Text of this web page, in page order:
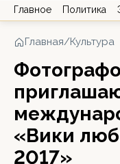
Главное Политика
Главная/Культура
«Вики
2017»